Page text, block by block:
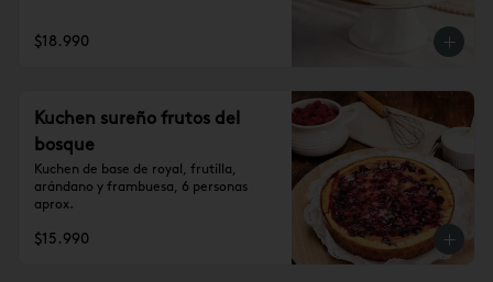
$18.990
Kuchen sureño frutos del
bosque
Kuchen de base de royal, frutilla,
arándano y frambuesa, 6 personas
aprox.
$15.990